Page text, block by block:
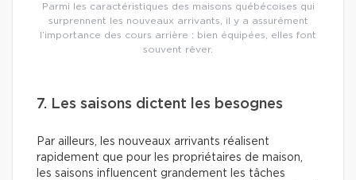
Parmi les caractéristiques des maisons québécoises qui
surprennent les nouveaux arrivants, il y a assurément
l’importance des cours arrière : bien équipées, elles font
souvent rêver.
7. Les saisons dictent les besognes
Par ailleurs, les nouveaux arrivants réalisent
rapidement que pour les propriétaires de maison,
les saisons influencent grandement les tâches